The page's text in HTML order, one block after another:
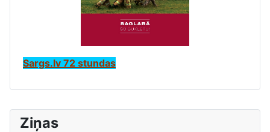
Ziņas
Sargs.lv 72 stundas